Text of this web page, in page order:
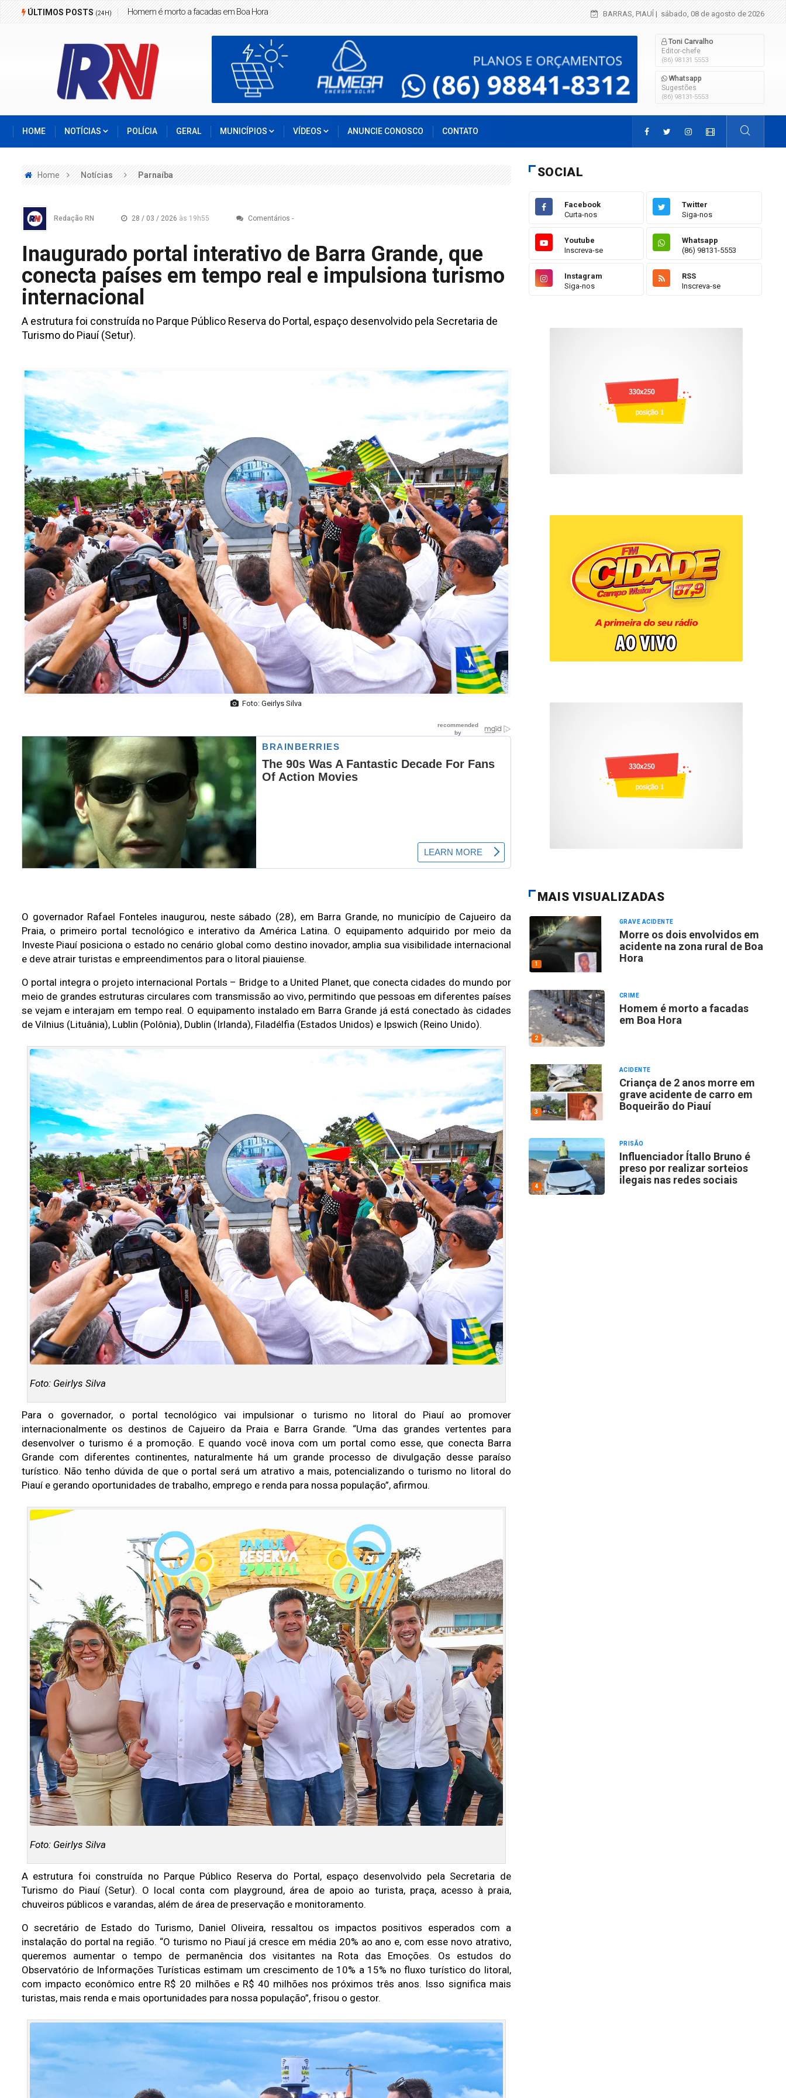
ÚLTIMOS POSTS(24H) Criança de 2 anos morre em grave acidente de carro em Boqueirão do Piauí Influenciador Ítallo Bruno é preso por
BARRAS, PIAUÍ| sábado, 08 de agosto de 2026
Toni Carvalho
Editor-chefe
(86) 98131 5553
Whatsapp
Sugestões
(86) 98131-5553
HOME NOTÍCIAS POLÍCIA GERAL MUNICÍPIOS VÍDEOS ANUNCIE CONOSCO CONTATO
Home Notícias Parnaíba
Redação RN 28 / 03 / 2026 às 19h55 Comentários -
Inaugurado portal interativo de Barra Grande, que
conecta países em tempo real e impulsiona turismo
internacional
A estrutura foi construída no Parque Público Reserva do Portal, espaço desenvolvido pela Secretaria de
Turismo do Piauí (Setur).
Foto: Geirlys Silva
O governador Rafael Fonteles inaugurou, neste sábado (28), em Barra Grande, no município de Cajueiro da
Praia, o primeiro portal tecnológico e interativo da América Latina. O equipamento adquirido por meio da
Investe Piauí posiciona o estado no cenário global como destino inovador, amplia sua visibilidade internacional
e deve atrair turistas e empreendimentos para o litoral piauiense.
O portal integra o projeto internacional Portals – Bridge to a United Planet, que conecta cidades do mundo por
meio de grandes estruturas circulares com transmissão ao vivo, permitindo que pessoas em diferentes países
se vejam e interajam em tempo real. O equipamento instalado em Barra Grande já está conectado às cidades
de Vilnius (Lituânia), Lublin (Polônia), Dublin (Irlanda), Filadélfia (Estados Unidos) e Ipswich (Reino Unido).
Foto: Geirlys Silva
Para o governador, o portal tecnológico vai impulsionar o turismo no litoral do Piauí ao promover
internacionalmente os destinos de Cajueiro da Praia e Barra Grande. “Uma das grandes vertentes para
desenvolver o turismo é a promoção. E quando você inova com um portal como esse, que conecta Barra
Grande com diferentes continentes, naturalmente há um grande processo de divulgação desse paraíso
turístico. Não tenho dúvida de que o portal será um atrativo a mais, potencializando o turismo no litoral do
Piauí e gerando oportunidades de trabalho, emprego e renda para nossa população”, afirmou.
Foto: Geirlys Silva
A estrutura foi construída no Parque Público Reserva do Portal, espaço desenvolvido pela Secretaria de
Turismo do Piauí (Setur). O local conta com playground, área de apoio ao turista, praça, acesso à praia,
chuveiros públicos e varandas, além de área de preservação e monitoramento.
O secretário de Estado do Turismo, Daniel Oliveira, ressaltou os impactos positivos esperados com a
instalação do portal na região. “O turismo no Piauí já cresce em média 20% ao ano e, com esse novo atrativo,
queremos aumentar o tempo de permanência dos visitantes na Rota das Emoções. Os estudos do
Observatório de Informações Turísticas estimam um crescimento de 10% a 15% no fluxo turístico do litoral,
com impacto econômico entre R$ 20 milhões e R$ 40 milhões nos próximos três anos. Isso significa mais
turistas, mais renda e mais oportunidades para nossa população”, frisou o gestor.
SOCIAL
Facebook
Curta-nos
Twitter
Siga-nos
Youtube
Inscreva-se
Whatsapp
(86) 98131-5553
Instagram
Siga-nos
RSS
Inscreva-se
MAIS VISUALIZADAS
1
GRAVE ACIDENTE
Morre os dois envolvidos em
acidente na zona rural de Boa
Hora
2
CRIME
Homem é morto a facadas
em Boa Hora
3
ACIDENTE
Criança de 2 anos morre em
grave acidente de carro em
Boqueirão do Piauí
4
PRISÃO
Influenciador Ítallo Bruno é
preso por realizar sorteios
ilegais nas redes sociais